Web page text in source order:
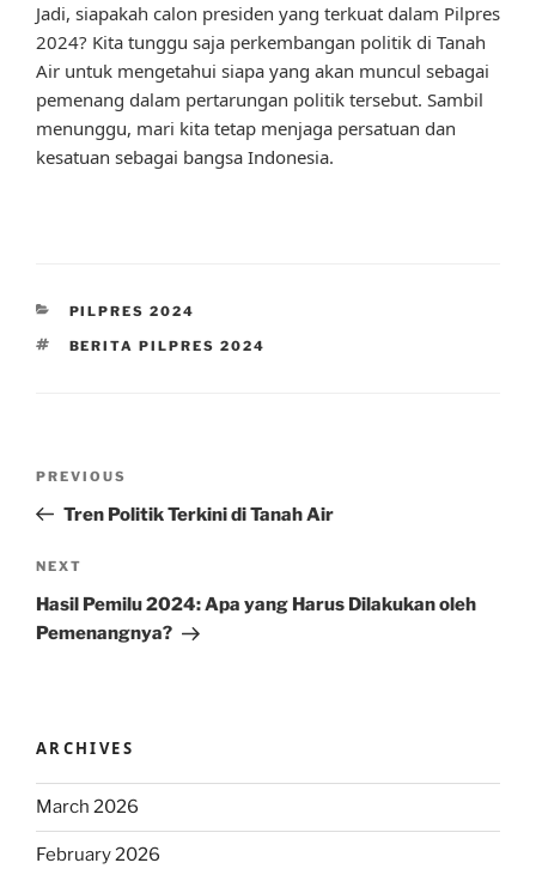
Jadi, siapakah calon presiden yang terkuat dalam Pilpres
2024? Kita tunggu saja perkembangan politik di Tanah
Air untuk mengetahui siapa yang akan muncul sebagai
pemenang dalam pertarungan politik tersebut. Sambil
menunggu, mari kita tetap menjaga persatuan dan
kesatuan sebagai bangsa Indonesia.
CATEGORIES
PILPRES 2024
TAGS
BERITA PILPRES 2024
Previous
Post
PREVIOUS
Tren Politik Terkini di Tanah Air
Next
Post
NEXT
Hasil Pemilu 2024: Apa yang Harus Dilakukan oleh
Pemenangnya?
ARCHIVES
March 2026
February 2026